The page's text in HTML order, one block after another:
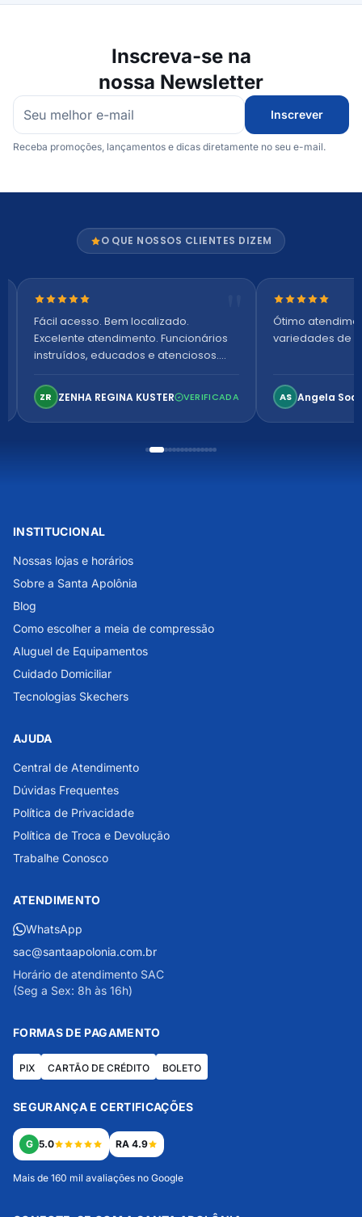
Inscreva-se na
nossa Newsletter
Inscrever
Receba promoções, lançamentos e dicas diretamente no seu e-mail.
O QUE NOSSOS CLIENTES DIZEM
Nota 5 de 5 estrelas
Fácil acesso. Bem localizado.
Excelente atendimento. Funcionários
instruídos, educados e atenciosos.
confortável. Perfeito!
ZR ZENHA REGINA KUSTER VERIFICADA
Nota 5 de 5
Ótimo
variedades de
AS Angela
INSTITUCIONAL
Nossas lojas e horários
Sobre a Santa Apolônia
Blog
Como escolher a meia de compressão
Aluguel de Equipamentos
Cuidado Domiciliar
Tecnologias Skechers
AJUDA
Central de Atendimento
Dúvidas Frequentes
Política de Privacidade
Política de Troca e Devolução
Trabalhe Conosco
ATENDIMENTO
WhatsApp
sac@santaapolonia.com.br
Horário de atendimento SAC
(Seg a Sex: 8h às 16h)
FORMAS DE PAGAMENTO
PIX CARTÃO DE CRÉDITO BOLETO
SEGURANÇA E CERTIFICAÇÕES
G 5.0 RA 4.9
Mais de 160 mil avaliações no Google